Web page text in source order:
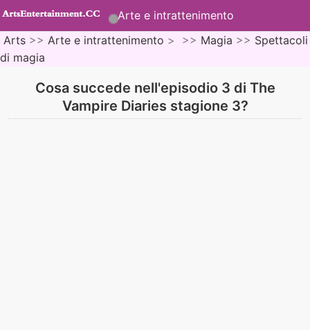
Arte e intrattenimento
Arts >> Arte e intrattenimento > >> Magia >> Spettacoli
di magia
Cosa succede nell'episodio 3 di The
Vampire Diaries stagione 3?